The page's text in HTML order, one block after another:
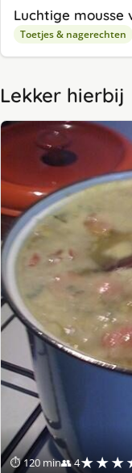
Luchtige mousse
Toetjes & nagerechten
Lekker hierbij
⏱ 120 min👥 4